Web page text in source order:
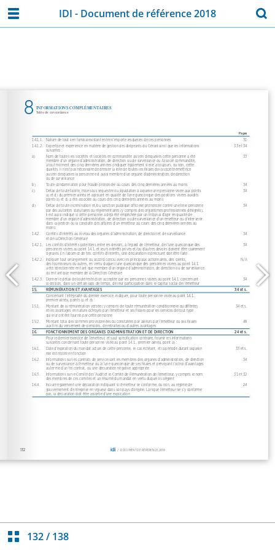
IDI - Document de référence 2018
132/ 138